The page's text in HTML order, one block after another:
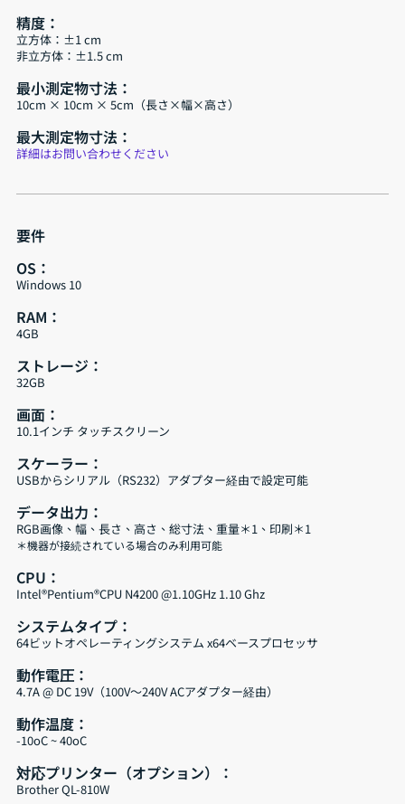
精度：
立方体：±1 cm
非立方体：±1.5 cm
最小測定物寸法：
10cm × 10cm × 5cm（長さ×幅×高さ）
最大測定物寸法：
詳細はお問い合わせください
要件
OS：
Windows 10
RAM：
4GB
ストレージ：
32GB
画面：
10.1インチ タッチスクリーン
スケーラー：
USBからシリアル（RS232）アダプター経由で設定可能
データ出力：
RGB画像、幅、長さ、高さ、総寸法、重量＊1、印刷＊1
＊機器が接続されている場合のみ利用可能
CPU：
Intel®Pentium®CPU N4200 @1.10GHz 1.10 Ghz
システムタイプ：
64ビットオペレーティングシステム x64ベースプロセッサ
動作電圧：
4.7A @ DC 19V（100V〜240V ACアダプター経由）
動作温度：
-10oC ~ 40oC
対応プリンター（オプション）：
Brother QL-810W